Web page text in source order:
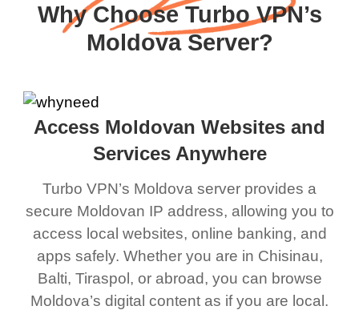
Why Choose Turbo VPN’s
Moldova Server?
Access Moldovan Websites and
Services Anywhere
Turbo VPN’s Moldova server provides a
secure Moldovan IP address, allowing you to
access local websites, online banking, and
apps safely. Whether you are in Chisinau,
Balti, Tiraspol, or abroad, you can browse
Moldova’s digital content as if you are local.